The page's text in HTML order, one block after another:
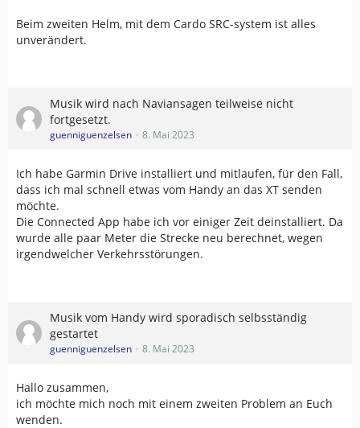
Beim zweiten Helm, mit dem Cardo SRC-system ist alles
unverändert.
Musik wird nach Naviansagen teilweise nicht
fortgesetzt.
guenniguenzelsen 8. Mai 2023
Ich habe Garmin Drive installiert und mitlaufen, für den Fall,
dass ich mal schnell etwas vom Handy an das XT senden
möchte.
Die Connected App habe ich vor einiger Zeit deinstalliert. Da
wurde alle paar Meter die Strecke neu berechnet, wegen
irgendwelcher Verkehrsstörungen.
Musik vom Handy wird sporadisch selbsständig
gestartet
guenniguenzelsen 8. Mai 2023
Hallo zusammen,
ich möchte mich noch mit einem zweiten Problem an Euch
wenden.